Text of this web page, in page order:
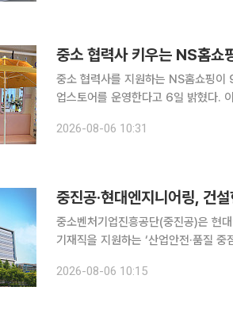
중소 협력사 키우는 NS홈쇼
중소 협력사를 지원하는 NS홈쇼핑이
업스토어를 운영한다고 6일 밝혔다. 이번 행사는 협력사의 우수 상품을 소비자에게 알리고, 오프라
물에 녹여 간편하게 섭취할 수 있는 ‘
2026-08-06 10:31
중진공·현대엔지니어링, 건
중소벤처기업진흥공단(중진공)은 현
기재직을 지원하는 ‘산업안전·품질 중점지
사업 중 하나다. 현대엔지니어링의 안
2026-08-06 10:15